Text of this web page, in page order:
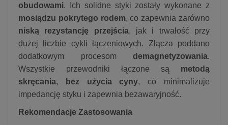
obudowami. Ich solidne styki zostały wykonane z
mosiądzu pokrytego rodem, co zapewnia zarówno
niską rezystancję przejścia, jak i trwałość przy
dużej liczbie cykli łączeniowych. Złącza poddano
dodatkowym procesom demagnetyzowania.
Wszystkie przewodniki łączone są metodą
skręcania, bez użycia cyny, co minimalizuje
impedancję styku i zapewnia bezawaryjność.
Rekomendacje Zastosowania